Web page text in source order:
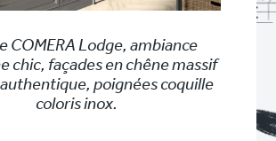
COMERA Lodge, ambiance
chic, façades en chêne massif
authentique, poignées coquille
coloris inox.